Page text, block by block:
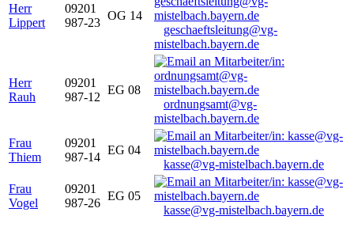
Herr
Lippert
09201
987-23
OG 14
geschaeftsleitung@vg-
mistelbach.bayern.de
Herr
Rauh
09201
987-12
EG 08
ordnungsamt@vg-
mistelbach.bayern.de
Frau
Thiem
09201
987-14
EG 04
kasse@vg-mistelbach.bayern.de
Frau
Vogel
09201
987-26
EG 05
kasse@vg-mistelbach.bayern.de